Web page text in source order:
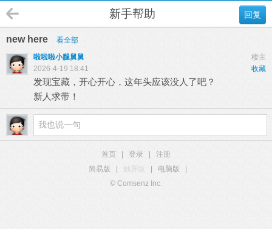
回复
新手帮助
new here
看全部
楼主
啦啦啦小腿舅舅
收藏
2026-4-19 18:41
发现宝藏，开心开心，这年头应该没人了吧？
新人求带！
首页 登录
注册
简易版
触屏版 电脑版
© Comsenz Inc.